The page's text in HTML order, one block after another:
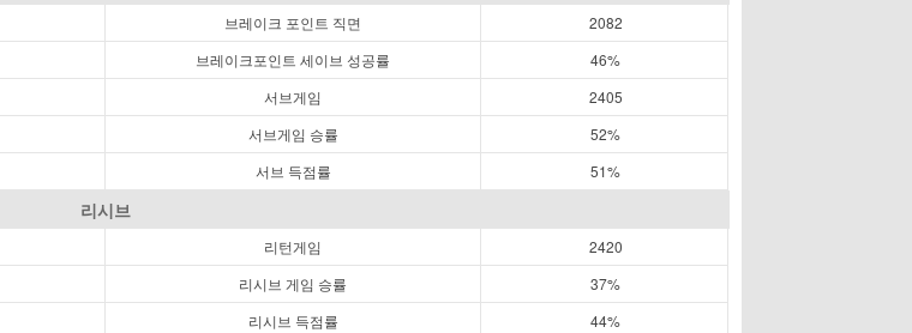
브레이크 포인트 직면
2082
브레이크포인트 세이브 성공률
46%
서브게임
2405
서브게임 승률
52%
서브 득점률 51%
리시브
리턴게임
2420
리시브 게임 승률
37%
리시브 득점률 44%